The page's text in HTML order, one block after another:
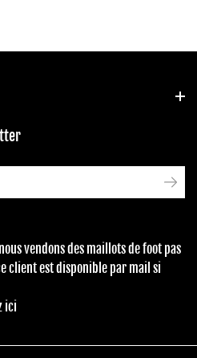
vendons des maillots de foot pas
client est disponible par mail si
ici